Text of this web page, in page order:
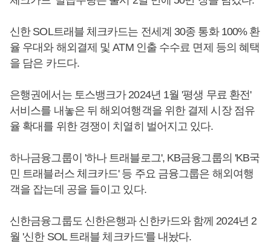
신한 SOL트래블 체크카드는 전세계 30종 통화 100% 환
율 우대와 해외결제 및 ATM 인출 수수료 면제 등의 혜택
을 담은 카드다.
은행권에서는 토스뱅크가 2024년 1월 '평생 무료 환전'
서비스를 내놓은 뒤 해외여행객을 위한 결제 시장 점유
율 확대를 위한 경쟁이 치열히 벌어지고 있다.
하나금융그룹이 '하나 트래블로그', KB금융그룹의 'KB국
민 트래블러스 체크카드' 등 주요 금융그룹은 해외여행
객을 잡는데 공을 들이고 있다.
신한금융그룹도 신한은행과 신한카드와 함께 2024년 2
월 '신한 SOL 트래블 체크카드'를 내놨다.